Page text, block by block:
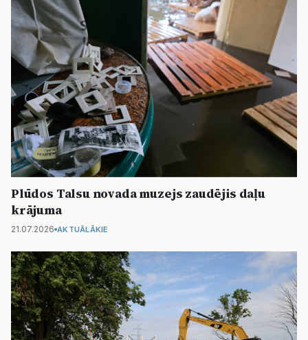
Plūdos Talsu novada muzejs zaudējis daļu
krājuma
21.07.2026 AKTUĀLĀKIE